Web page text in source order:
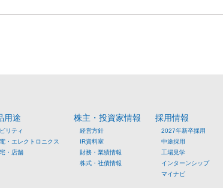
用途
リティ
・エレクトロニクス
・店舗
株主・投資家情報
経営方針
IR資料室
財務・業績情報
株式・社債情報
採用情報
2027年新卒採用
中途採用
工場見学
インターンシップ
マイナビ